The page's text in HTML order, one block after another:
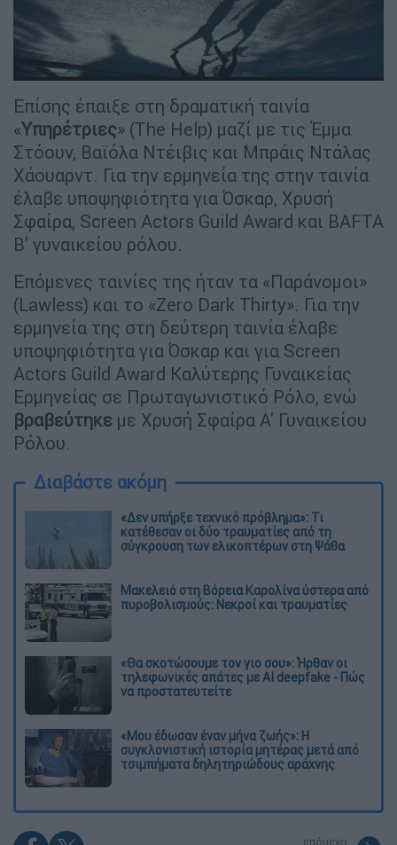
Επίσης έπαιξε στη δραματική ταινία
«Υπηρέτριες» (The Help) μαζί με τις Έμμα
Στόουν, Βαϊόλα Ντέιβις και Μπράις Ντάλας
Χάουαρντ. Για την ερμηνεία της στην ταινία
έλαβε υποψηφιότητα για Όσκαρ, Χρυσή
Σφαίρα, Screen Actors Guild Award και BAFTA
Β' γυναικείου ρόλου.
Επόμενες ταινίες της ήταν τα «Παράνομοι»
(Lawless) και το «Zero Dark Thirty». Για την
ερμηνεία της στη δεύτερη ταινία έλαβε
υποψηφιότητα για Όσκαρ και για Screen
Actors Guild Award Καλύτερης Γυναικείας
Ερμηνείας σε Πρωταγωνιστικό Ρόλο, ενώ
βραβεύτηκε με Χρυσή Σφαίρα Α' Γυναικείου
Ρόλου.
Διαβάστε ακόμη
«Δεν υπήρξε τεχνικό πρόβλημα»: Τι
κατέθεσαν οι δύο τραυματίες από τη
σύγκρουση των ελικοπτέρων στη Ψάθα
Μακελειό στη Βόρεια Καρολίνα ύστερα από
πυροβολισμούς: Νεκροί και τραυματίες
«Θα σκοτώσουμε τον γιο σου»: Ήρθαν οι
τηλεφωνικές απάτες με AI deepfake - Πώς
να προστατευτείτε
«Μου έδωσαν έναν μήνα ζωής»: Η
συγκλονιστική ιστορία μητέρας μετά από
τσιμπήματα δηλητηριώδους αράχνης
επόμενο